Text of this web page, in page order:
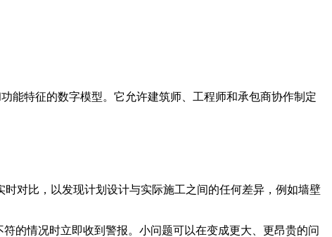
能特征的数字模型。它允许建筑师、工程师和承包商协作制定
对比，以发现计划设计与实际施工之间的任何差异，例如墙壁
的情况时立即收到警报。小问题可以在变成更大、更昂贵的问